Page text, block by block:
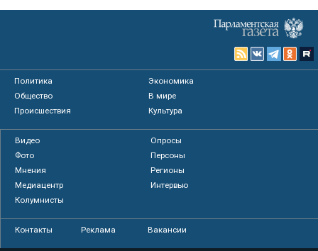
Политика
Экономика
Общество
В мире
Происшествия
Культура
Видео
Опросы
Фото
Персоны
Мнения
Регионы
Медиацентр
Интервью
Колумнисты
Контакты Реклама Вакансии